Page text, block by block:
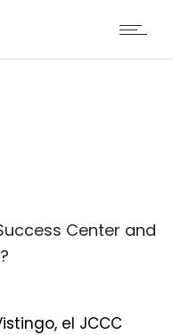
Center and
el JCCC